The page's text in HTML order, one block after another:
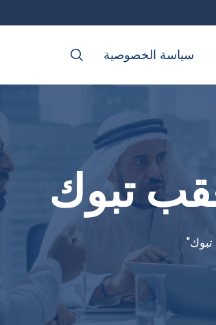
سياسة الخصوصية
تبوك